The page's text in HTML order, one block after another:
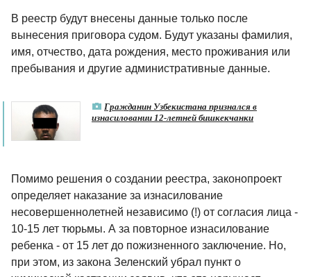
В реестр будут внесены данные только после
вынесения приговора судом. Будут указаны фамилия,
имя, отчество, дата рождения, место проживания или
пребывания и другие административные данные.
Гражданин Узбекистана признался в
изнасиловании 12-летней бишкекчанки
Помимо решения о создании реестра, законопроект
определяет наказание за изнасилование
несовершеннолетней независимо (!) от согласия лица -
10-15 лет тюрьмы. А за повторное изнасилование
ребенка - от 15 лет до пожизненного заключение. Но,
при этом, из закона Зеленский убрал пункт о